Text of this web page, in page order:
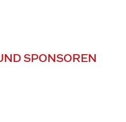
SPONSOREN